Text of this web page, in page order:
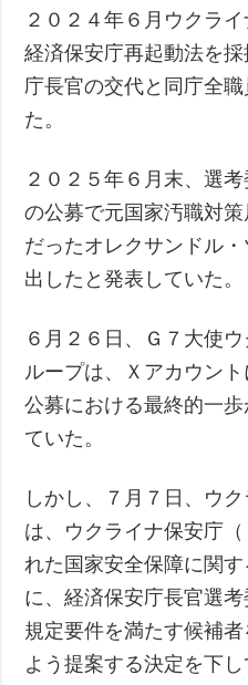
２０２４年６月ウクラ
経済保安庁再起動法を
庁長官の交代と同庁全
た。
２０２５年６月末、選
の公募で元国家汚職対
だったオレクサンドル
出したと発表していた。
６月２６日、Ｇ７大使
ループは、Ｘアカウン
公募における最終的一
ていた。
しかし、７月７日、ウ
は、ウクライナ保安庁
れた国家安全保障に関
に、経済保安庁長官選
規定要件を満たす候補
よう提案する決定を下し